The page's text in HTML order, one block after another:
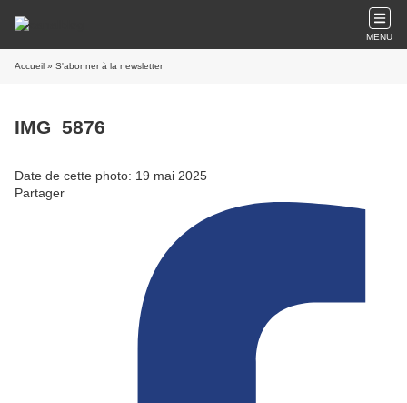
MENU
Accueil » S'abonner à la newsletter
IMG_5876
Date de cette photo: 19 mai 2025
Partager